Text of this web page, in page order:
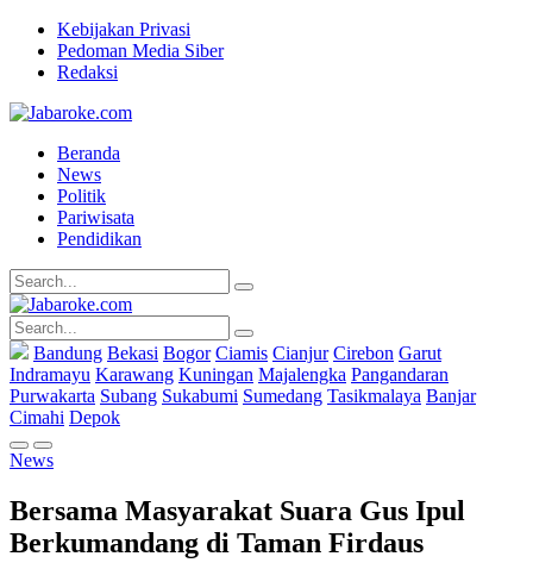
Kebijakan Privasi
Pedoman Media Siber
Redaksi
Beranda
News
Politik
Pariwisata
Pendidikan
Bandung Bekasi Bogor Ciamis Cianjur Cirebon Garut
Indramayu Karawang Kuningan Majalengka Pangandaran
Purwakarta Subang Sukabumi Sumedang Tasikmalaya Banjar
Cimahi Depok
News
Bersama Masyarakat Suara Gus Ipul
Berkumandang di Taman Firdaus